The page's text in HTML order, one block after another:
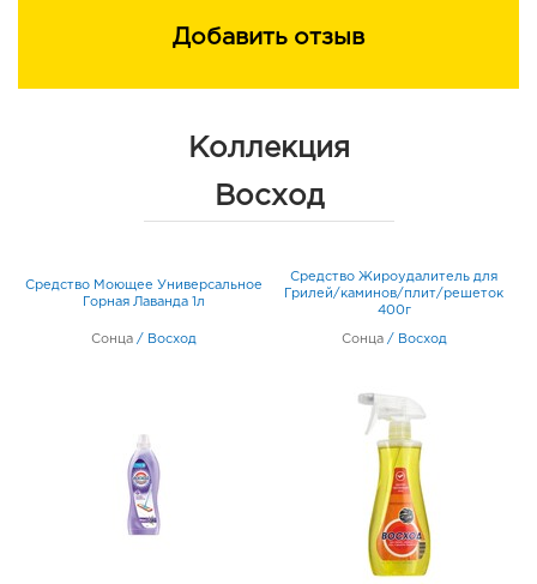
Добавить отзыв
Коллекция
Восход
Средство Моющее Универсальное
Горная Лаванда 1л
Сонца / Восход
Средство Жироудалитель для
Грилей/каминов/плит/решеток
400г
Сонца / Восход